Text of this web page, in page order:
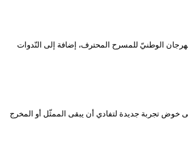
الوطنيّ للمسرح المحترف، إضافة إلى النّدوات
خوض تجربة جديدة لتفادي أن يبقى الممثّل أو المخرج